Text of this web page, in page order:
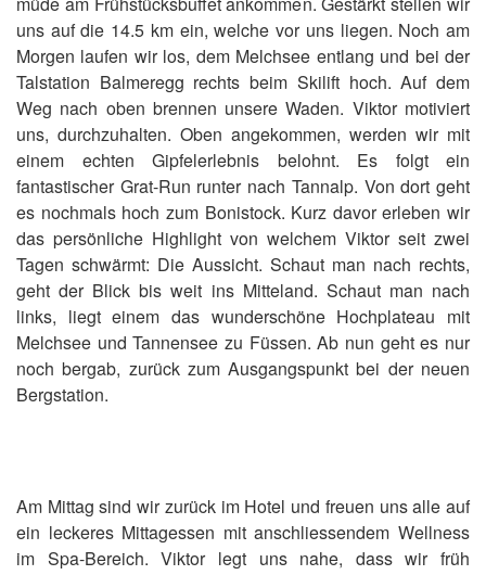
uns auf die 14.5 km ein, welche vor uns liegen. Noch am
Morgen laufen wir los, dem Melchsee entlang und bei der
Talstation Balmeregg rechts beim Skilift hoch. Auf dem
Weg nach oben brennen unsere Waden. Viktor motiviert
uns, durchzuhalten. Oben angekommen, werden wir mit
einem echten Gipfelerlebnis belohnt. Es folgt ein
fantastischer Grat-Run runter nach Tannalp. Von dort geht
es nochmals hoch zum Bonistock. Kurz davor erleben wir
das persönliche Highlight von welchem Viktor seit zwei
Tagen schwärmt: Die Aussicht. Schaut man nach rechts,
geht der Blick bis weit ins Mitteland. Schaut man nach
links, liegt einem das wunderschöne Hochplateau mit
Melchsee und Tannensee zu Füssen. Ab nun geht es nur
noch bergab, zurück zum Ausgangspunkt bei der neuen
Bergstation.
Am Mittag sind wir zurück im Hotel und freuen uns alle auf
ein leckeres Mittagessen mit anschliessendem Wellness
im Spa-Bereich. Viktor legt uns nahe, dass wir früh